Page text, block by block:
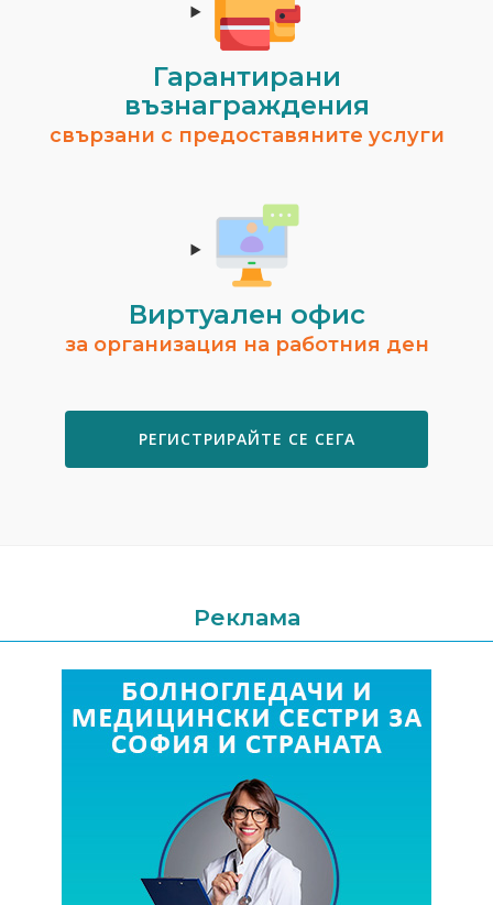
Гарантирани
възнаграждения
свързани с предоставяните услуги
Виртуален офис
за организация на работния ден
РЕГИСТРИРАЙТЕ СЕ СЕГА
Реклама